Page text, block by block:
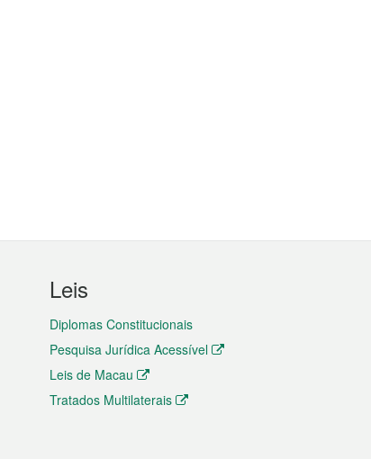
Leis
Diplomas Constitucionais
Pesquisa Jurídica Acessível
Leis de Macau
Tratados Multilaterais